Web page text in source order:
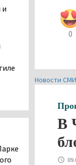
0
Новости
В
и
и